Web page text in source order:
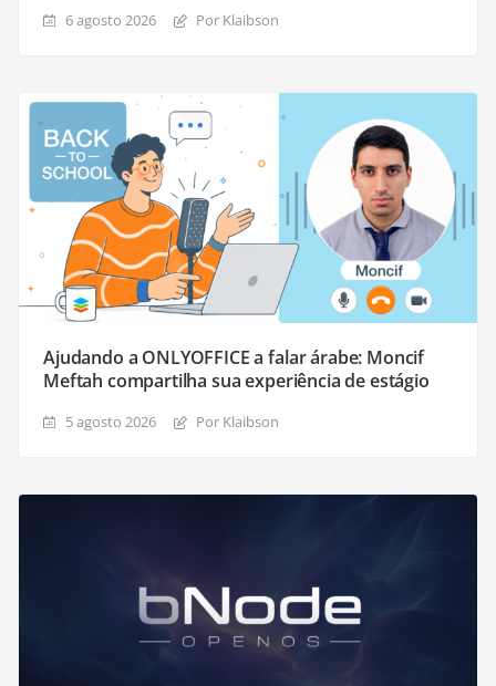
6 agosto 2026 Por Klaibson
Ajudando a ONLYOFFICE a falar árabe: Moncif
Meftah compartilha sua experiência de estágio
5 agosto 2026 Por Klaibson